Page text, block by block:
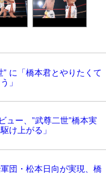
” に「橋本君とやりたくて
」
ュー、”武尊二世”橋本実
け上がる」
団・松本日向が実現、橋